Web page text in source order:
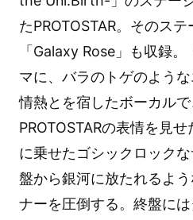
たPROTOSTAR。そのス
「Galaxy Rose」も収録
マに、バラのトゲのよう
情熱とを宿したボーカル
PROTOSTARの表情を見
に乗せたゴシックロック
盤から銀河に放たれるよ
ナーを圧倒する。終盤に